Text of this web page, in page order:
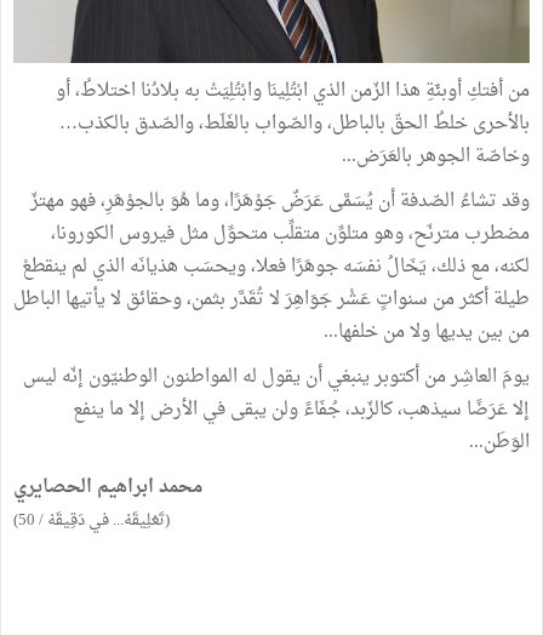
من أفتكِ أوبئَةِ هذا الزّمن الذي ابْتُلِينَا وابْتُلِيَتْ به بلادُنا اختلاطُ، أو
بالأحرى خلطُ الحقّ بالباطل، والصّواب بالغَلَط، والصّدق بالكذب…
وخاصّة الجوهر بالعَرَض...
وقد تشاءُ الصّدفة أن يُسَمَّى عَرَضٌ جَوْهَرًا، وما هُوَ بالجوْهَرِ، فهو مهتزّ
مضطرب مترنّح، وهو متلوِّن متقلِّب متحوِّل مثل فيروس الكورونا،
لكنه، مع ذلك، يَخَالُ نفسَه جوهَرًا فعلا، ويحسَب هذيانَه الذي لم ينقطعْ
طيلة أكثر من سنواتٍ عَشْر جَوَاهِرَ لا تُقَدَّر بثمن، وحقائق لا يأتيها الباطل
من بين يديها ولا من خلفها...
يومَ العاشِر من أكتوبر ينبغي أن يقول له المواطنون الوطنيّون إنّه ليس
إلا عَرَضًا سيذهب، كالزّبد، جُفَاءً ولن يبقى في الأرض إلا ما ينفع
الوَطَن...
محمد ابراهيم الحصايري
(تَعْلِيقَهْ... في دَقِيقَهْ / 50)